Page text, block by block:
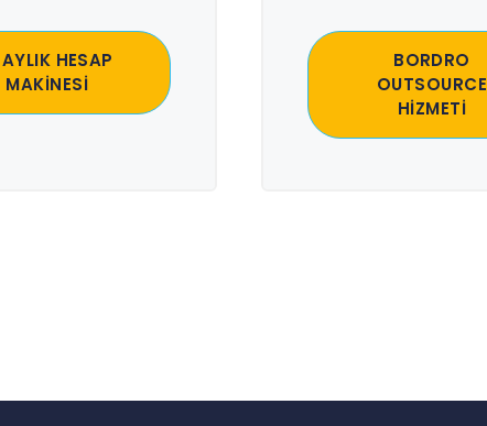
HESAP
MAKİNESİ
BORDRO
OUTSOURCE
HİZMETİ